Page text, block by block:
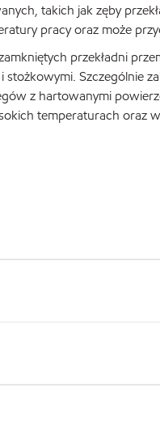
takich jak zęby
pracy oraz może
przekładni
stożkowymi. Szczególnie
z hartowanymi
temperaturach oraz